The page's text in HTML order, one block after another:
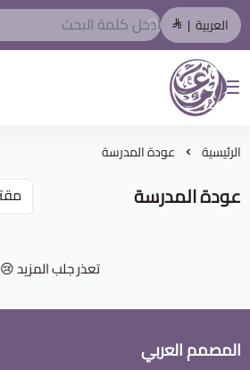
العربية |
المصمم العربي
الرئيسية عودة المدرسة
عودة المدرسة
تعذر جلب المزيد 😢
المصمم العربي